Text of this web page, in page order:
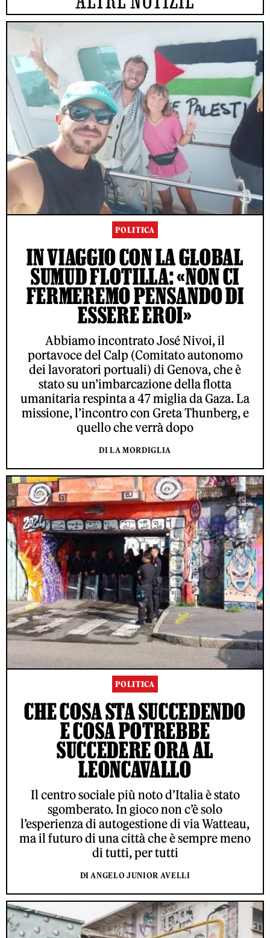
POLITICA
IN VIAGGIO CON LA GLOBAL
SUMUD FLOTILLA: «NON CI
FERMEREMO PENSANDO DI
ESSERE EROI»
Abbiamo incontrato José Nivoi, il
portavoce del Calp (Comitato autonomo
dei lavoratori portuali) di Genova, che è
stato su un’imbarcazione della flotta
umanitaria respinta a 47 miglia da Gaza. La
missione, l’incontro con Greta Thunberg, e
quello che verrà dopo
DI LA MORDIGLIA
POLITICA
CHE COSA STA SUCCEDENDO
E COSA POTREBBE
SUCCEDERE ORA AL
LEONCAVALLO
Il centro sociale più noto d’Italia è stato
sgomberato. In gioco non c’è solo
l’esperienza di autogestione di via Watteau,
ma il futuro di una città che è sempre meno
di tutti, per tutti
DI ANGELO JUNIOR AVELLI